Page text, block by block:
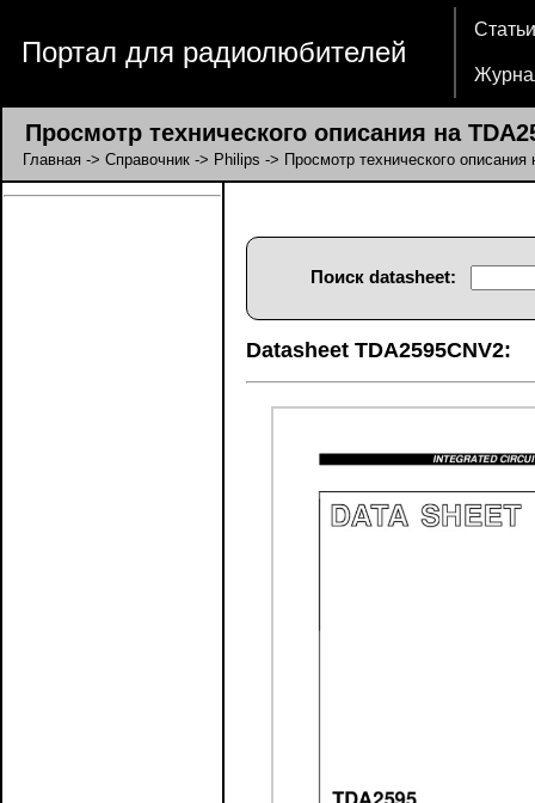
Портал для радиолюбителей
Статьи
Просмотр технического описания на
Главная -> Справочник -> Philips -> Просмотр технического описания
Поиск datasheet:
Datasheet TDA2595CNV2: